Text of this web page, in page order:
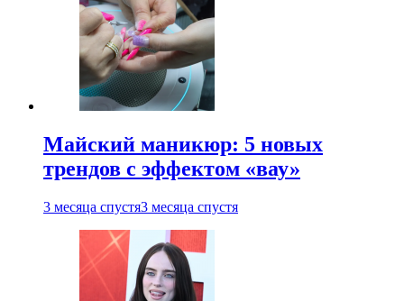
Майский маникюр: 5 новых
трендов с эффектом «вау»
3 месяца спустя3 месяца спустя